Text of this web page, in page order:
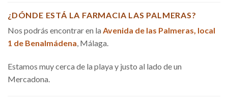
¿DÓNDE ESTÁ LA FARMACIA LAS PALMERAS?
Nos podrás encontrar en la Avenida de las Palmeras, local
1 de Benalmádena, Málaga.
Estamos muy cerca de la playa y justo al lado de un
Mercadona.